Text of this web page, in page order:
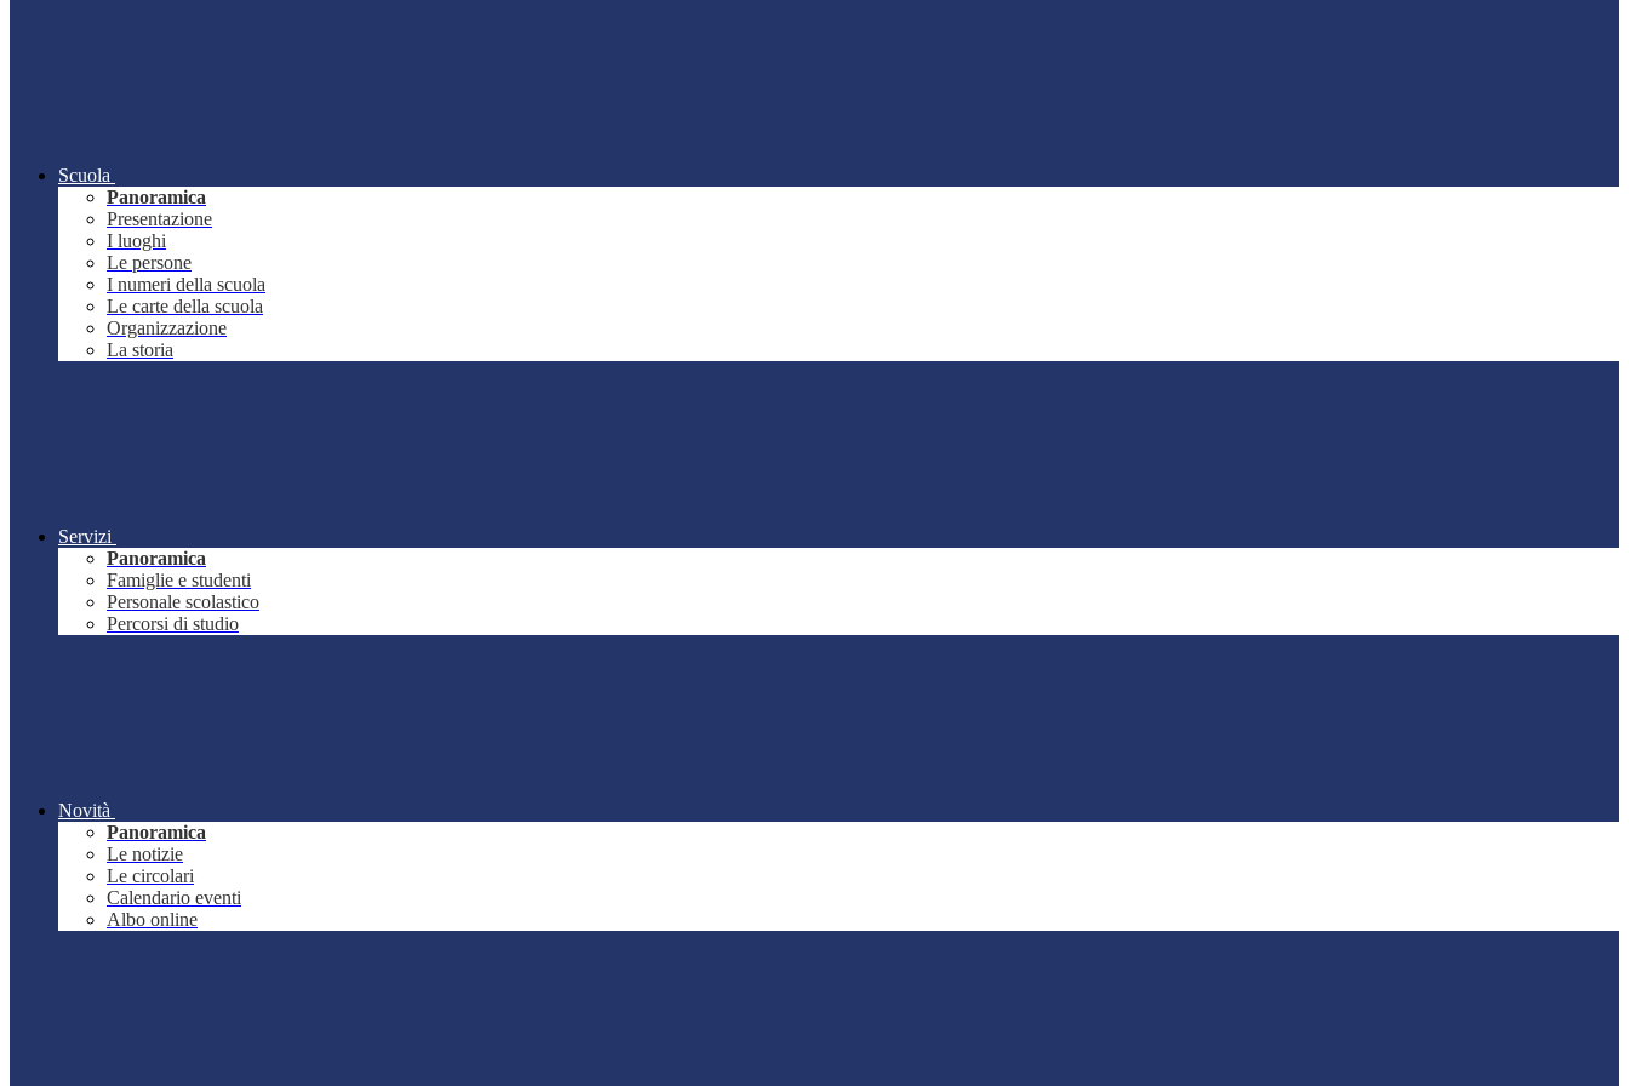
Scuola
Panoramica
Presentazione
I luoghi
Le persone
I numeri della scuola
Le carte della scuola
Organizzazione
La storia
Servizi
Panoramica
Famiglie e studenti
Personale scolastico
Percorsi di studio
Novità
Panoramica
Le notizie
Le circolari
Calendario eventi
Albo online